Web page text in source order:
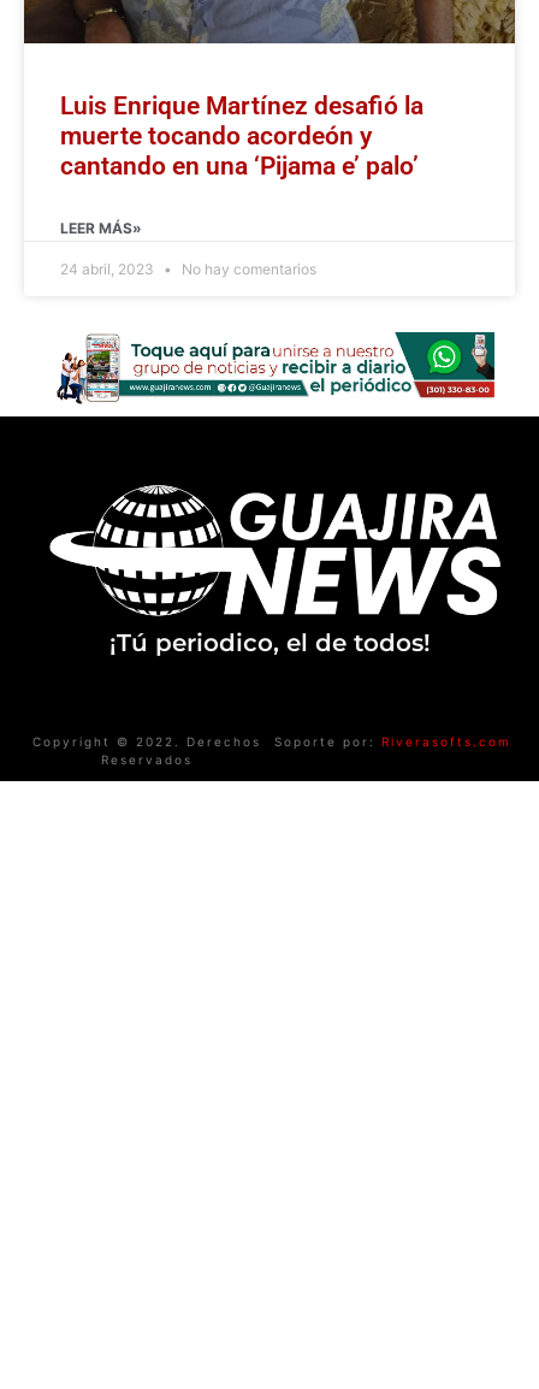
Luis Enrique Martínez desafió la
muerte tocando acordeón y
cantando en una ‘Pijama e’ palo’
LEER MÁS»
24 abril, 2023 No hay comentarios
¡Tú periodico, el de todos!
Copyright © 2022. Derechos
Reservados
Soporte por: Riverasofts.com